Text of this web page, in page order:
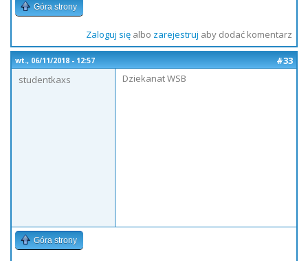
Góra strony
Zaloguj sięalbo zarejestruj aby dodać komentarz
wt., 06/11/2018 - 12:57
#33
studentkaxs
Dziekanat WSB
Góra strony